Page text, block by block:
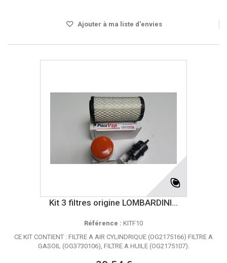
Ajouter à ma liste d'envies
Kit 3 filtres origine LOMBARDINI...
Référence : KITF10
CE KIT CONTIENT : FILTRE A AIR CYLINDRIQUE (OG2175166) FILTRE A
GASOIL (OG3730106), FILTRE A HUILE (OG2175107).